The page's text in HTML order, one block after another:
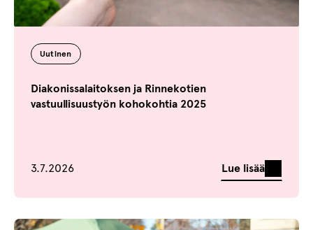
Uutinen
Diakonissalaitoksen ja Rinnekotien
vastuullisuustyön kohokohtia 2025
Julkaistu
3.7.2026 Lue lisää